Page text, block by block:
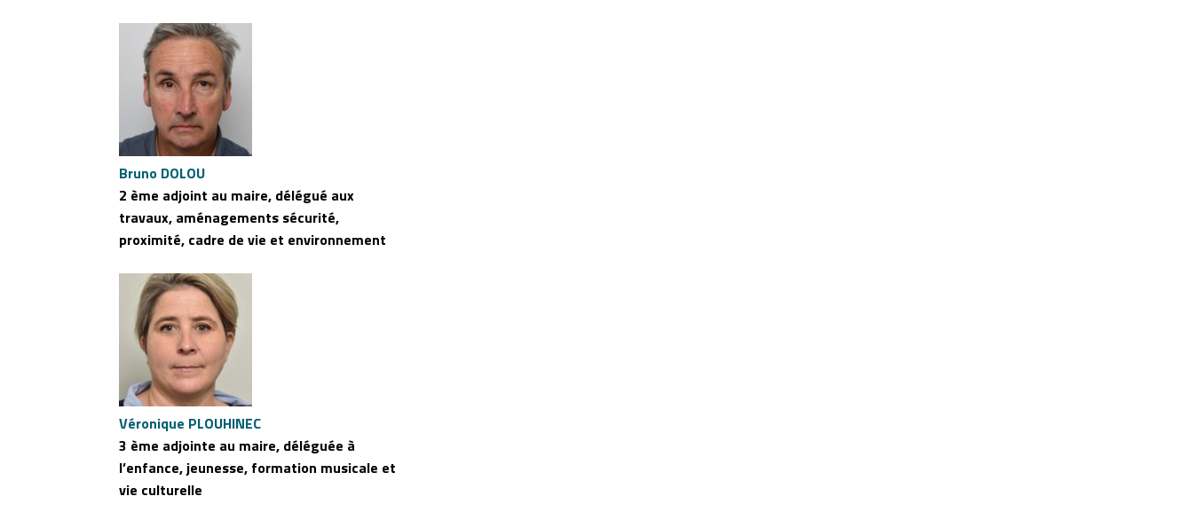
Bruno DOLOU
2 ème adjoint au maire, délégué aux
travaux, aménagements sécurité,
proximité, cadre de vie et environnement
Véronique PLOUHINEC
3 ème adjointe au maire, déléguée à
l’enfance, jeunesse, formation musicale et
vie culturelle